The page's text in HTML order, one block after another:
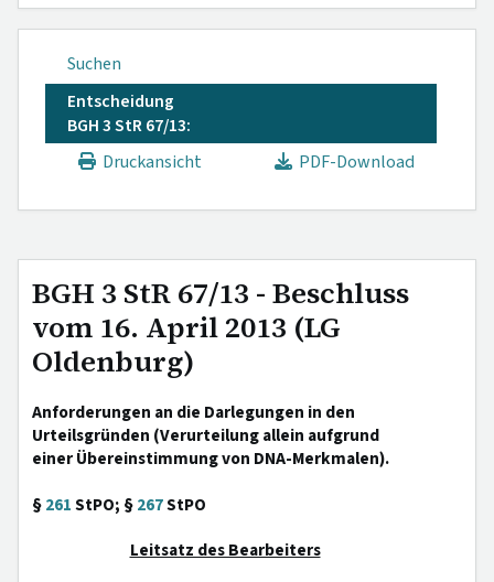
Suchen
Entscheidung
BGH 3 StR 67/13:
Druckansicht
PDF-Download
BGH 3 StR 67/13 - Beschluss
vom 16. April 2013 (LG
Oldenburg)
Anforderungen an die Darlegungen in den
Urteilsgründen (Verurteilung allein aufgrund
einer Übereinstimmung von DNA-Merkmalen).
§261StPO; §267StPO
Leitsatz des Bearbeiters